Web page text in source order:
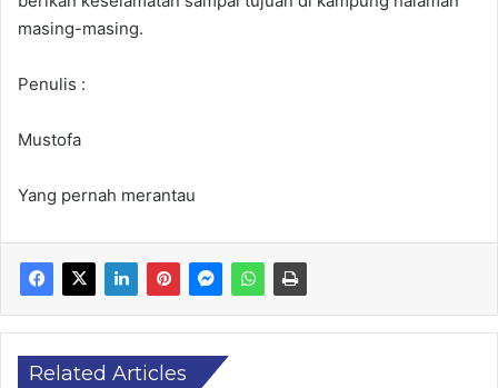
masing-masing.
Penulis :
Mustofa
Yang pernah merantau
Related Articles